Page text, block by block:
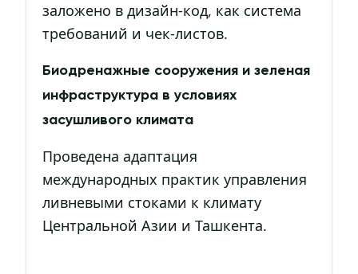
заложено в дизайн-код, как система
требований и чек-листов.
Биодренажные сооружения и зеленая
инфраструктура в условиях
засушливого климата
Проведена адаптация
международных практик управления
ливневыми стоками к климату
Центральной Азии и Ташкента.